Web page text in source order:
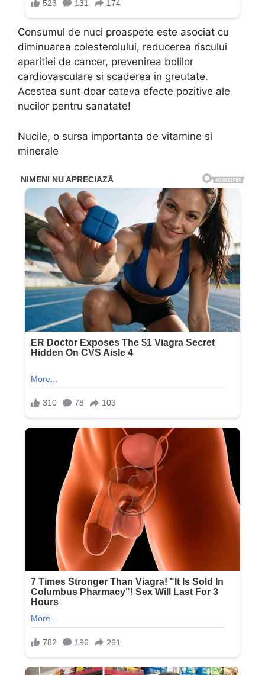
Consumul de nuci proaspete este asociat cu
diminuarea colesterolului, reducerea riscului
aparitiei de cancer, prevenirea bolilor
cardiovasculare si scaderea in greutate.
Acestea sunt doar cateva efecte pozitive ale
nucilor pentru sanatate!
Nucile, o sursa importanta de vitamine si
minerale